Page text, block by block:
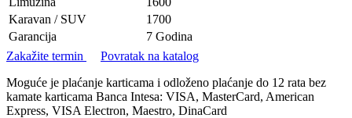
Karavan / SUV
1700
Garancija
7 Godina
Zakažite termin
Povratak na katalog
Moguće je plaćanje karticama i odloženo plaćanje do 12 rata bez
kamate karticama Banca Intesa: VISA, MasterCard, American
Express, VISA Electron, Maestro, DinaCard